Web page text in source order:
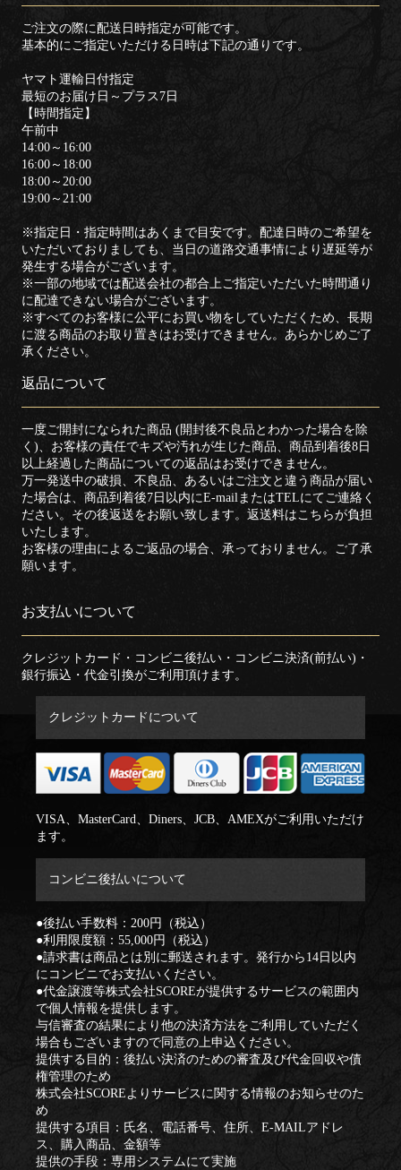
ご注文の際に配送日時指定が可能です。
基本的にご指定いただける日時は下記の通りです。
ヤマト運輸日付指定
最短のお届け日～プラス7日
【時間指定】
午前中
14:00～16:00
16:00～18:00
18:00～20:00
19:00～21:00
※指定日・指定時間はあくまで目安です。配達日時のご希望を
いただいておりましても、当日の道路交通事情により遅延等が
発生する場合がございます。
※一部の地域では配送会社の都合上ご指定いただいた時間通り
に配達できない場合がございます。
※すべてのお客様に公平にお買い物をしていただくため、長期
に渡る商品のお取り置きはお受けできません。あらかじめご了
承ください。
返品について
一度ご開封になられた商品 (開封後不良品とわかった場合を除
く)、お客様の責任でキズや汚れが生じた商品、商品到着後8日
以上経過した商品についての返品はお受けできません。
万一発送中の破損、不良品、あるいはご注文と違う商品が届い
た場合は、商品到着後7日以内にE-mailまたはTELにてご連絡く
ださい。その後返送をお願い致します。返送料はこちらが負担
いたします。
お客様の理由によるご返品の場合、承っておりません。ご了承
願います。
お支払いについて
クレジットカード・コンビニ後払い・コンビニ決済(前払い)・
銀行振込・代金引換がご利用頂けます。
クレジットカードについて
VISA、MasterCard、Diners、JCB、AMEXがご利用いただけ
ます。
コンビニ後払いについて
●後払い手数料：200円（税込）
●利用限度額：55,000円（税込）
●請求書は商品とは別に郵送されます。発行から14日以内
にコンビニでお支払いください。
●代金譲渡等株式会社SCOREが提供するサービスの範囲内
で個人情報を提供します。
与信審査の結果により他の決済方法をご利用していただく
場合もございますので同意の上申込ください。
提供する目的：後払い決済のための審査及び代金回収や債
権管理のため
株式会社SCOREよりサービスに関する情報のお知らせのた
め
提供する項目：氏名、電話番号、住所、E‐MAILアドレ
ス、購入商品、金額等
提供の手段：専用システムにて実施